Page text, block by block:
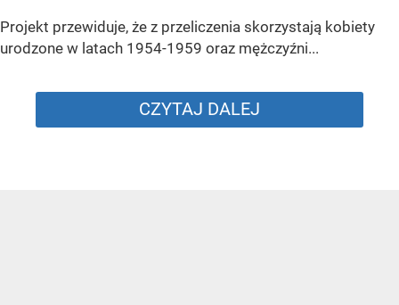
Projekt przewiduje, że z przeliczenia skorzystają kobiety
urodzone w latach 1954-1959 oraz mężczyźni...
CZYTAJ DALEJ